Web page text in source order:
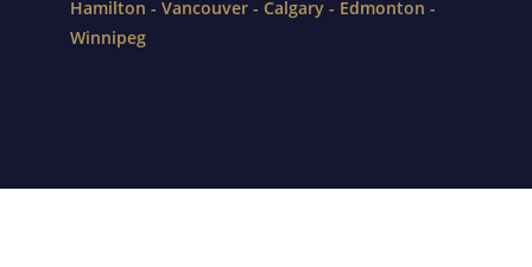
Hamilton - Vancouver - Calgary - Edmonton -
Winnipeg